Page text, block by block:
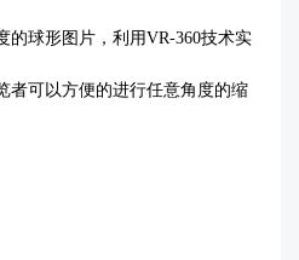
的球形图片，利用VR-360技术实
者可以方便的进行任意角度的缩